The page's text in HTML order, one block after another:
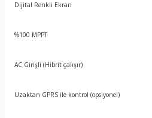
Dijital Renkli Ekran
%100 MPPT
AC Girişli (Hibrit çalışır)
Uzaktan GPRS ile kontrol (opsiyonel)